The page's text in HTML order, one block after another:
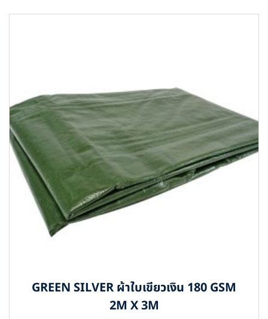
GREEN SILVER ผ้าใบเขียวเงิน 180 GSM
2M X 3M